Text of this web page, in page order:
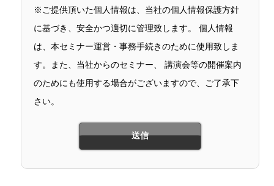
※ご提供頂いた個人情報は、当社の個人情報保護方針
に基づき、安全かつ適切に管理致します。 個人情報
は、本セミナー運営・事務手続きのために使用致しま
す。また、当社からのセミナー、 講演会等の開催案内
のためにも使用する場合がございますので、ご了承下
さい。